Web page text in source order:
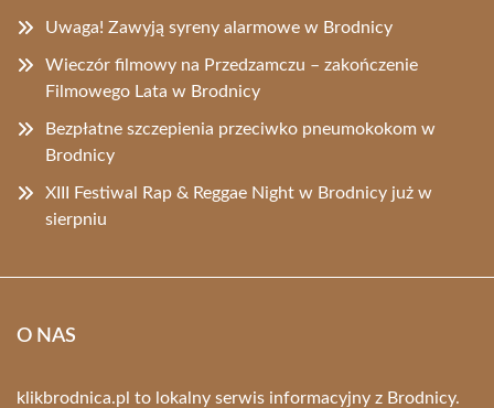
Uwaga! Zawyją syreny alarmowe w Brodnicy
Wieczór filmowy na Przedzamczu – zakończenie
Filmowego Lata w Brodnicy
Bezpłatne szczepienia przeciwko pneumokokom w
Brodnicy
XIII Festiwal Rap & Reggae Night w Brodnicy już w
sierpniu
O NAS
klikbrodnica.pl to lokalny serwis informacyjny z Brodnicy.